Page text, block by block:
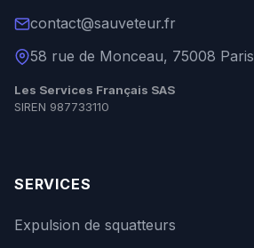
contact@sauveteur.fr
58 rue de Monceau, 75008 Paris
Les Services Français SAS
SIREN 987733110
SERVICES
Expulsion de squatteurs